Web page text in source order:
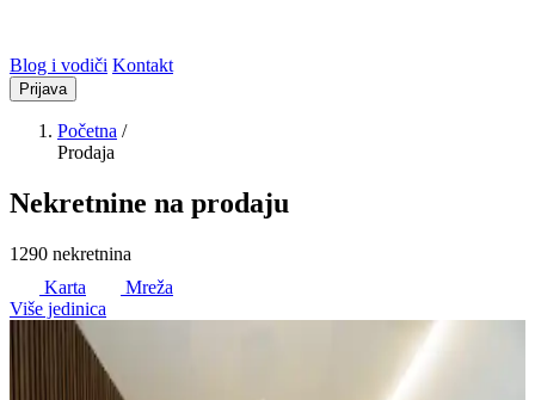
Blog i vodiči Kontakt
Prijava
Početna /
Prodaja
Nekretnine na prodaju
1290 nekretnina
Karta
Mreža
Više jedinica